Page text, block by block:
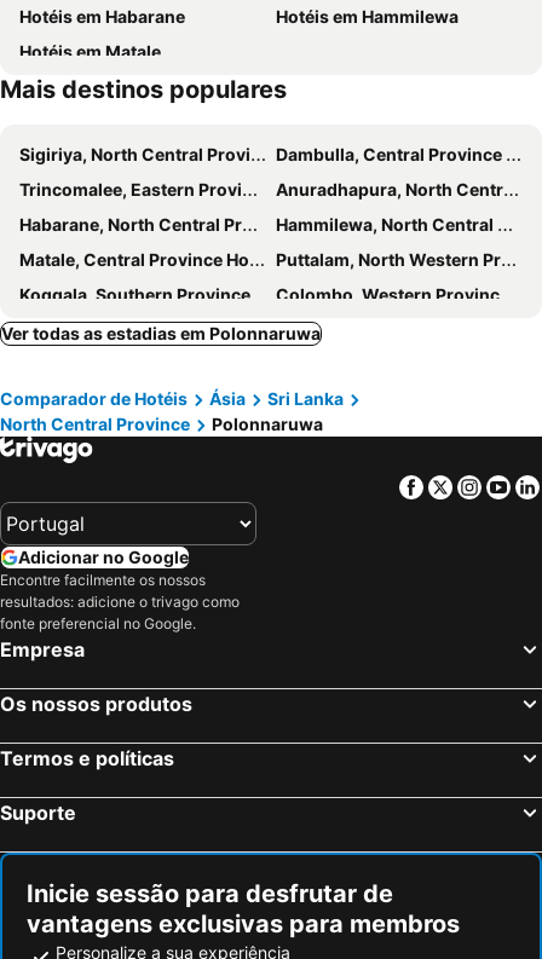
Hotéis em Habarane
Hotéis em Hammilewa
Hotéis em Matale
Mais destinos populares
Sigiriya, North Central Province Hotéis
Dambulla, Central Province Hotéis
Trincomalee, Eastern Province Hotéis
Anuradhapura, North Central Province Hotéis
Habarane, North Central Province Hotéis
Hammilewa, North Central Province Hotéis
Matale, Central Province Hotéis
Puttalam, North Western Province Hotéis
Koggala, Southern Province Hotéis
Colombo, Western Province Hotéis
Kandy, Central Province Hotéis
Ella, Uva Province Hotéis
Mirissa, Southern Province Hotéis
Bentota, Western Province Hotéis
Ver todas as estadias em Polonnaruwa
Comparador de Hotéis Ásia
Sri Lanka
North Central Province
Polonnaruwa
Facebook
Twitter
Adicionar no Google
Encontre facilmente os nossos
resultados: adicione o trivago como
fonte preferencial no Google.
Empresa
Os nossos produtos
Termos e políticas
Suporte
Inicie sessão para desfrutar de
vantagens exclusivas para membros
Personalize a sua experiência